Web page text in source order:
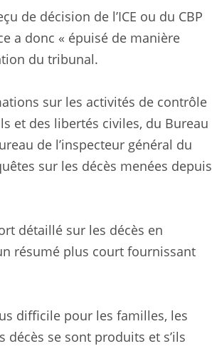
de décision de l’ICE ou du CBP
a donc « épuisé de manière
du tribunal.
sur les activités de contrôle
et des libertés civiles, du Bureau
de l’inspecteur général du
sur les décès menées depuis
détaillé sur les décès en
résumé plus court fournissant
difficile pour les familles, les
se sont produits et s’ils